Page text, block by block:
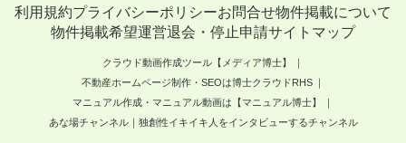
利用規約プライバシーポリシーお問合せ物件掲載について
物件掲載希望運営退会・停止申請サイトマップ
クラウド動画作成ツール【メディア博士】
不動産ホームページ制作・SEOは博士クラウドRHS
マニュアル作成・マニュアル動画は【マニュアル博士】
あな場チャンネル｜独創性イキイキ人をインタビューするチャンネル